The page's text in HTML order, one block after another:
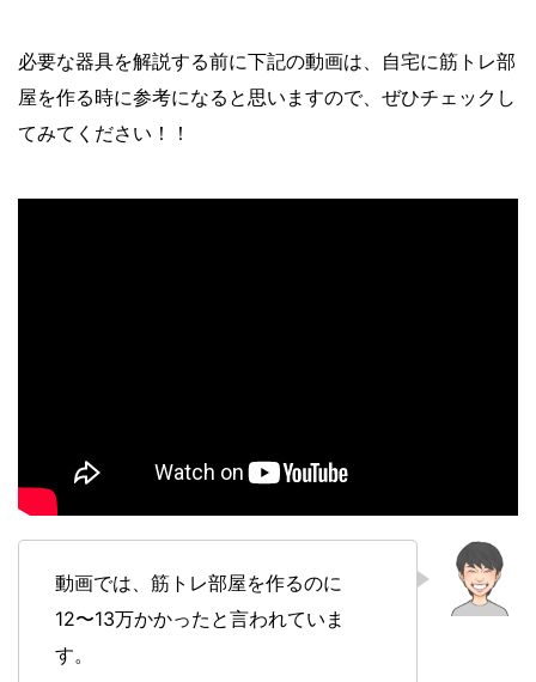
必要な器具を解説する前に下記の動画は、自宅に筋トレ部
屋を作る時に参考になると思いますので、ぜひチェックし
てみてください！！
動画では、筋トレ部屋を作るのに
12〜13万かかったと言われていま
す。